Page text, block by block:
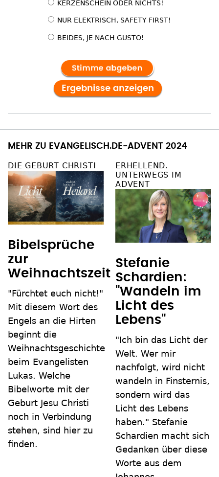
KERZENSCHEIN ODER NICHTS!
NUR ELEKTRISCH, SAFETY FIRST!
BEIDES, JE NACH GUSTO!
MEHR ZU EVANGELISCH.DE-ADVENT 2024
DIE GEBURT CHRISTI
Bibelsprüche
zur
Weihnachtszeit
"Fürchtet euch nicht!"
Mit diesem Wort des
Engels an die Hirten
beginnt die
Weihnachtsgeschichte
beim Evangelisten
Lukas. Welche
Bibelworte mit der
Geburt Jesu Christi
noch in Verbindung
stehen, sind hier zu
finden.
ERHELLEND.
UNTERWEGS IM
ADVENT
Stefanie
Schardien:
"Wandeln im
Licht des
Lebens"
"Ich bin das Licht der
Welt. Wer mir
nachfolgt, wird nicht
wandeln in Finsternis,
sondern wird das
Licht des Lebens
haben." Stefanie
Schardien macht sich
Gedanken über diese
Worte aus dem